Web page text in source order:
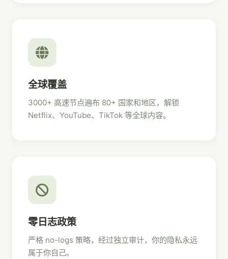
全球覆盖
3000+ 高速节点遍布 80+ 国家和地区，解锁
Netflix、YouTube、TikTok 等全球内容。
零日志政策
严格 no-logs 策略，经过独立审计，你的隐私永远
属于你自己。